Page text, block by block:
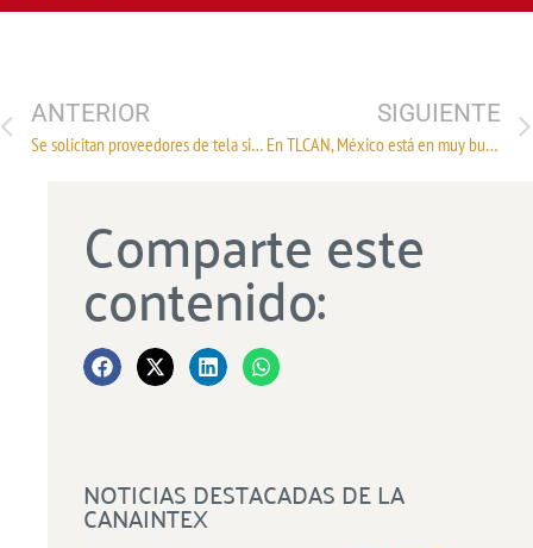
ANTERIOR
Se solicitan proveedores de tela sin tejer 100% poliéster, para su uso en la fabricación de tela laminada
SIGUIENTE
En TLCAN, México está en muy buenas manos: Meade
Comparte este
contenido:
NOTICIAS DESTACADAS DE LA
CANAINTEX